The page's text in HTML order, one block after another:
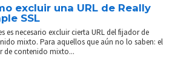
excluir una URL de Really
SSL
es necesario excluir cierta URL del fijador de
mixto. Para aquellos que aún no lo saben: el
de contenido mixto...